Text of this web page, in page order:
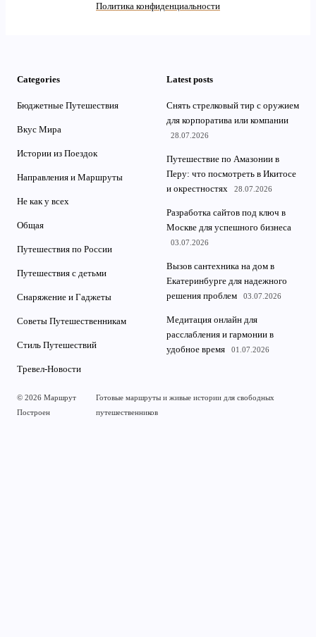
Политика конфиденциальности
Categories
Бюджетные Путешествия
Вкус Мира
Истории из Поездок
Направления и Маршруты
Не как у всех
Общая
Путешествия по России
Путешествия с детьми
Снаряжение и Гаджеты
Советы Путешественникам
Стиль Путешествий
Тревел-Новости
Latest posts
Снять стрелковый тир с оружием
для корпоратива или компании
28.07.2026
Путешествие по Амазонии в
Перу: что посмотреть в Икитосе
и окрестностях
28.07.2026
Разработка сайтов под ключ в
Москве для успешного бизнеса
03.07.2026
Вызов сантехника на дом в
Екатеринбурге для надежного
решения проблем
03.07.2026
Медитация онлайн для
расслабления и гармонии в
удобное время
01.07.2026
© 2026 Маршрут
Построен
Готовые маршруты и живые истории для свободных
путешественников